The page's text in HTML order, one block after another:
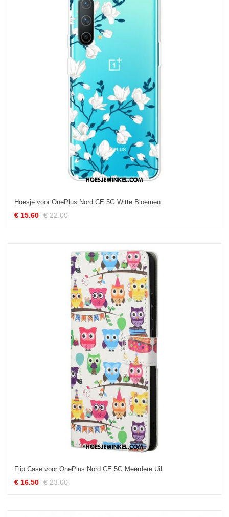
Hoesje voor OnePlus Nord CE 5G Witte Bloemen
€ 15.60 € 22.00
Flip Case voor OnePlus Nord CE 5G Meerdere Uil
€ 16.50 € 23.00